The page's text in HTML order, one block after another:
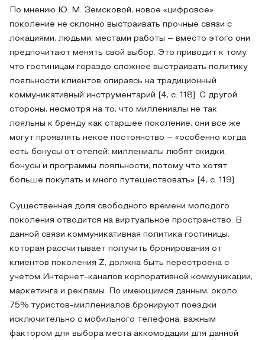
По мнению Ю. М. Земсковой, новое «цифровое»
поколение не склонно выстраивать прочные связи с
локациями, людьми, местами работы – вместо этого они
предпочитают менять свой выбор. Это приводит к тому,
что гостиницам гораздо сложнее выстраивать политику
лояльности клиентов опираясь на традиционный
коммуникативный инструментарий [4, c. 118]. С другой
стороны, несмотря на то, что миллениалы не так
лояльны к бренду как старшее поколение, они все же
могут проявлять некое постоянство – «особенно когда
есть бонусы от отелей: миллениалы любят скидки,
бонусы и программы лояльности, потому что хотят
больше покупать и много путешествовать» [4, c. 119].
Существенная доля свободного времени молодого
поколения отводится на виртуальное пространство. В
данной связи коммуникативная политика гостиницы,
которая рассчитывает получить бронирования от
клиентов поколения Z, должна быть перестроена с
учетом Интернет-каналов корпоративной коммуникации,
маркетинга и рекламы. По имеющимся данным, около
75% туристов-миллениалов бронируют поездки
исключительно с мобильного телефона; важным
фактором для выбора места аккомодации для данной